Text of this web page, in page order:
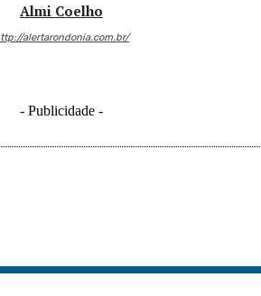
Almi Coelho
alertarondonia.com.br/
- Publicidade -